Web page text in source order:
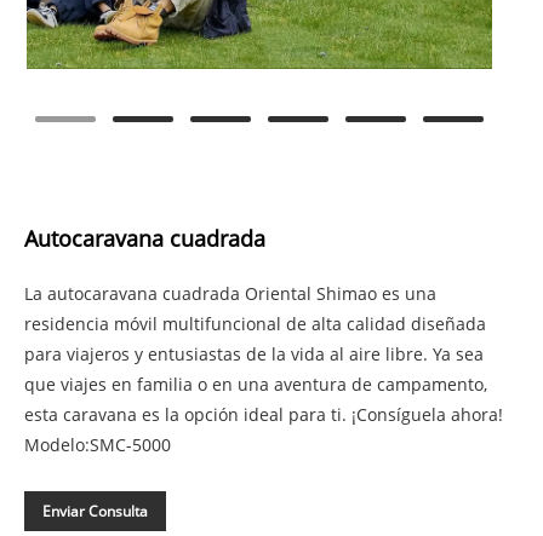
Autocaravana cuadrada
La autocaravana cuadrada Oriental Shimao es una
residencia móvil multifuncional de alta calidad diseñada
para viajeros y entusiastas de la vida al aire libre. Ya sea
que viajes en familia o en una aventura de campamento,
esta caravana es la opción ideal para ti. ¡Consíguela ahora!
Modelo:SMC-5000
Enviar Consulta